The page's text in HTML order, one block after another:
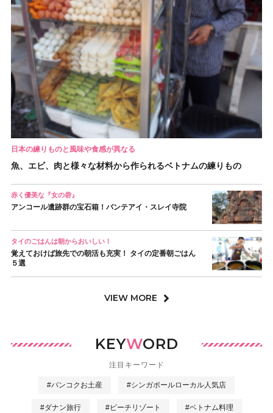
日本の練りものと風味や食感が異なる
魚、エビ、肉と様々な材料から作られるベトナムの練りもの
赤く優美な『女の砦』
アンコール遺跡群の宝石箱！バンテアイ・スレイ寺院
タイのごはんは朝からおいしい！
覚えておけば旅先での朝活も充実！ タイの定番朝ごはん
５選
VIEW MORE
KEYWORD
注目キーワード
#バンコクお土産 #シンガポールローカル人気店
#ダナン旅行 #ビーチリゾート #ベトナム料理